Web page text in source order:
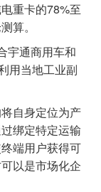
重卡的78%至
算。
宇通商用车和
用当地工业副
自身定位为产
绑定特定运输
端用户获得可
以是市场化企